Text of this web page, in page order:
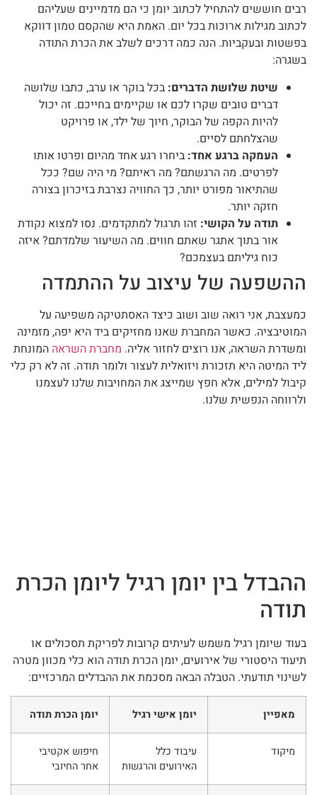
רבים חוששים להתחיל לכתוב יומן כי הם מדמיינים שעליהם
לכתוב מגילות ארוכות בכל יום. האמת היא שהקסם טמון דווקא
בפשטות ובעקביות. הנה כמה דרכים לשלב את הכרת התודה
בשגרה:
שיטת שלושת הדברים: בכל בוקר או ערב, כתבו שלושה
דברים טובים שקרו לכם או שקיימים בחייכם. זה יכול
להיות הקפה של הבוקר, חיוך של ילד, או פרויקט
שהצלחתם לסיים.
העמקה ברגע אחד: ביחרו רגע אחד מהיום ופרטו אותו
לפרטים. מה הרגשתם? מה ראיתם? מי היה שם? ככל
שהתיאור מפורט יותר, כך החוויה נצרבת בזיכרון בצורה
חזקה יותר.
תודה על הקושי: זהו תרגול למתקדמים. נסו למצוא נקודת
אור בתוך אתגר שאתם חווים. מה השיעור שלמדתם? איזה
כוח גיליתם בעצמכם?
ההשפעה של עיצוב על ההתמדה
כמעצבת, אני רואה שוב ושוב כיצד האסתטיקה משפיעה על
המוטיבציה. כאשר המחברת שאנו מחזיקים ביד היא יפה, מזמינה
ומשדרת השראה, אנו רוצים לחזור אליה. מחברת השראה המונחת
ליד המיטה היא תזכורת ויזואלית לעצור ולומר תודה. זה לא רק כלי
קיבול למילים, אלא חפץ שמייצג את המחויבות שלנו לעצמנו
ולרווחה הנפשית שלנו.
ההבדל בין יומן רגיל ליומן הכרת
תודה
בעוד שיומן רגיל משמש לעיתים קרובות לפריקת תסכולים או
תיעוד היסטורי של אירועים, יומן הכרת תודה הוא כלי מכוון מטרה
לשינוי תודעתי. הטבלה הבאה מסכמת את ההבדלים המרכזיים:
מאפיין יומן אישי רגיל יומן הכרת תודה
מיקוד
עיבוד כלל
האירועים והרגשות
חיפוש אקטיבי
אחר החיובי